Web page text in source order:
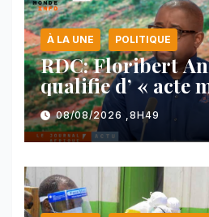
À LA UNE POLITIQUE
RDC: Floribert
qualifie d’ « acte
protocole de
FDLR
08/08/2026 ,8H49